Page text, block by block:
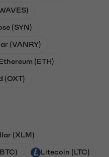
(SYN)
(VANRY)
(ETH)
(OXT)
(XLM)
Litecoin (LTC)